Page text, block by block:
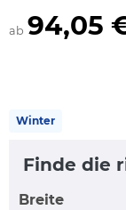
ab 94,05
Winter
Finde die
Breite